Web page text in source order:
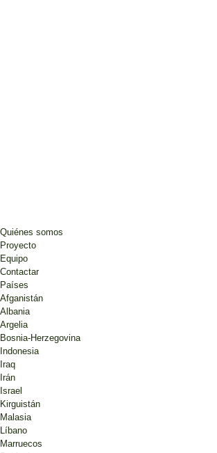
Quiénes somos
Proyecto
Equipo
Contactar
Países
Afganistán
Albania
Argelia
Bosnia-Herzegovina
Indonesia
Iraq
Irán
Israel
Kirguistán
Malasia
Líbano
Marruecos